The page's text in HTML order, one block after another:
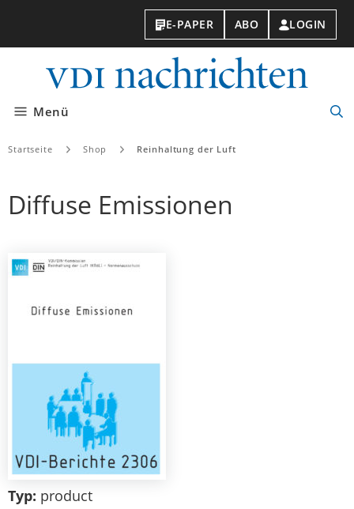
E-PAPER ABO LOGIN
Menü
Startseite Shop Reinhaltung der Luft
Diffuse Emissionen
Typ: product